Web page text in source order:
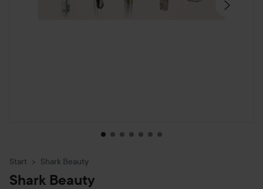
Start Shark Beauty
Shark Beauty